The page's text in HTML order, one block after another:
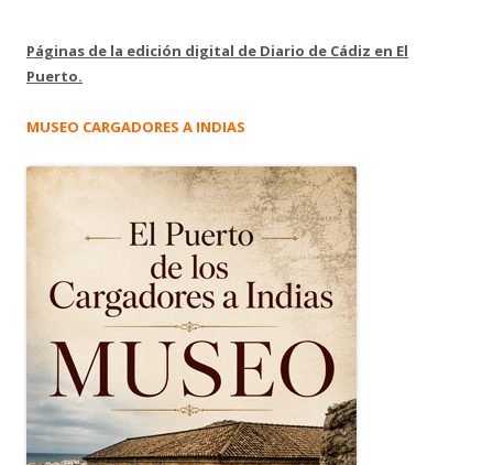
Páginas de la edición digital de Diario de Cádiz en El
Puerto.
MUSEO CARGADORES A INDIAS